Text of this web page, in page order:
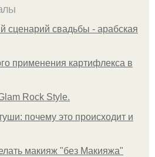
сценарий свадьбы - арабская
применения картифлекса в
Rock Style.
почему это происходит и
макияж "без Макияжа"